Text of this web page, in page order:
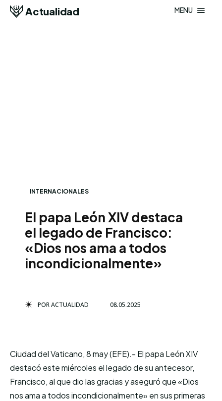
Actualidad MENU
INTERNACIONALES
El papa León XIV destaca
el legado de Francisco:
«Dios nos ama a todos
incondicionalmente»
PORACTUALIDAD 08.05.2025
Ciudad del Vaticano, 8 may (EFE).- El papa León XIV
destacó este miércoles el legado de su antecesor,
Francisco, al que dio las gracias y aseguró que «Dios
nos ama a todos incondicionalmente» en sus primeras